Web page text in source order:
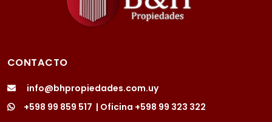
CONTACTO
info@bhpropiedades.com.uy
+598 99 859 517 | Oficina +598 99 323 322